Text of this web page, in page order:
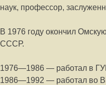
наук, профессор,
В 1976 году окончил
СССР.
1976—1986 — работал в
1986—1992 — работал во